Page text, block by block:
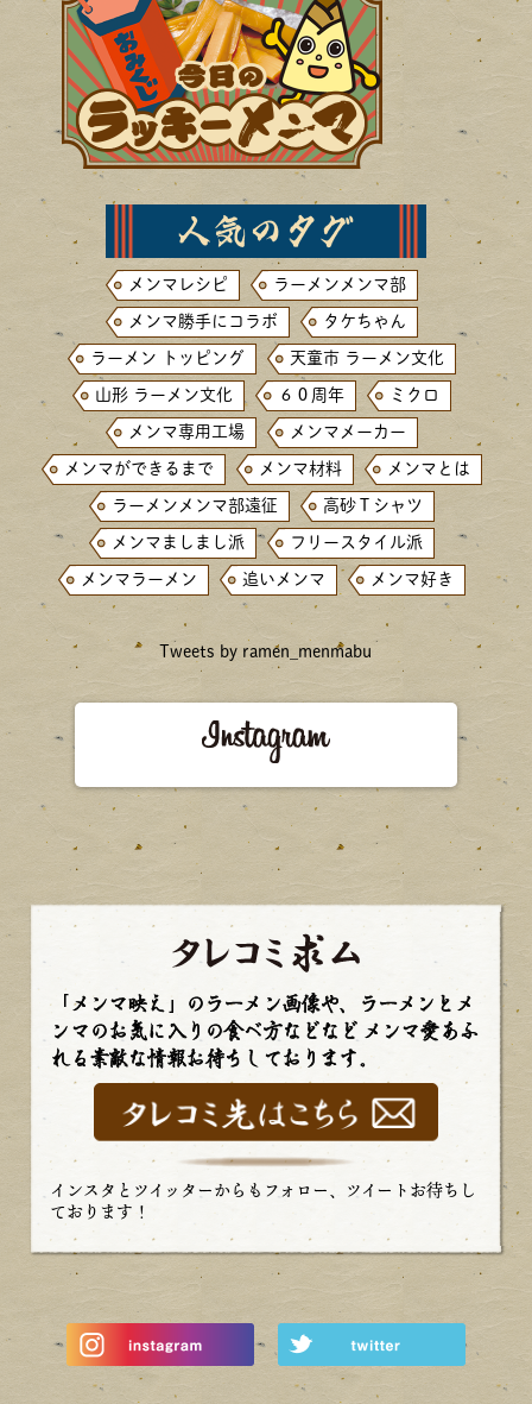
メンマレシピ ラーメンメンマ部
メンマ勝手にコラボ タケちゃん
ラーメン トッピング 天童市 ラーメン文化
山形 ラーメン文化 ６０周年 ミクロ
メンマ専用工場 メンマメーカー
メンマができるまで メンマ材料 メンマとは
ラーメンメンマ部遠征 高砂Ｔシャツ
メンマましまし派 フリースタイル派
メンマラーメン 追いメンマ メンマ好き
Tweets by ramen_menmabu
「メンマ映え」のラーメン画像や、ラーメンとメ
ンマのお気に入りの食べ方などなど メンマ愛あふ
れる素敵な情報お待ちしております。
インスタとツイッターからもフォロー、ツイートお待ちし
ております！